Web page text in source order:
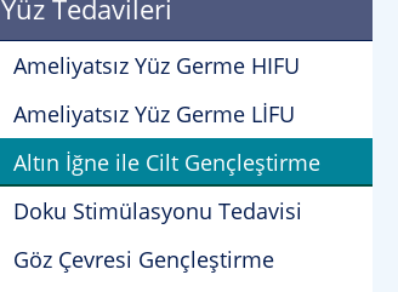
Yüz Tedavileri
Ameliyatsız Yüz Germe HIFU
Ameliyatsız Yüz Germe LİFU
Altın İğne ile Cilt Gençleştirme
Doku Stimülasyonu Tedavisi
Göz Çevresi Gençleştirme